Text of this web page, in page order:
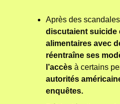
Après des
discutaient suicide
alimentaires avec
réentraîne ses
l’accès à certains
autorités
enquêtes.